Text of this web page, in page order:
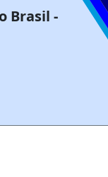
Brasil -